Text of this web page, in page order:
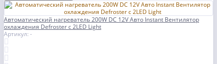
Автоматический нагреватель 200W DC 12V Авто Instant Вентилятор
охлаждения Defroster с 2LED Light
Артикул: -